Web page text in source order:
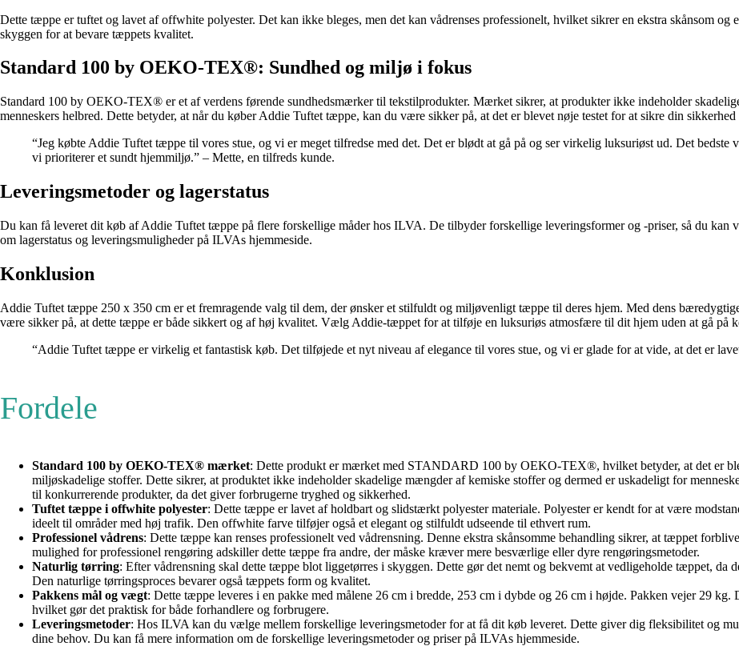
Dette tæppe er tuftet og lavet af offwhite polyester. Det kan ikke bleges, men det kan vådrenses professionelt, hvilket sikrer en ekstra skånsom
skyggen for at bevare tæppets kvalitet.
Standard 100 by OEKO-TEX®: Sundhed og miljø i fokus
Standard 100 by OEKO-TEX® er et af verdens førende sundhedsmærker til tekstilprodukter. Mærket sikrer, at produkter ikke indeholder
menneskers helbred. Dette betyder, at når du køber Addie Tuftet tæppe, kan du være sikker på, at det er blevet nøje testet for at sikre din
“Jeg købte Addie Tuftet tæppe til vores stue, og vi er meget tilfredse med det. Det er blødt at gå på og ser virkelig luksuriøst ud. Det bedste
vi prioriterer et sundt hjemmiljø.” – Mette, en tilfreds kunde.
Leveringsmetoder og lagerstatus
Du kan få leveret dit køb af Addie Tuftet tæppe på flere forskellige måder hos ILVA. De tilbyder forskellige leveringsformer og -priser, så du kan
om lagerstatus og leveringsmuligheder på ILVAs hjemmeside.
Konklusion
Addie Tuftet tæppe 250 x 350 cm er et fremragende valg til dem, der ønsker et stilfuldt og miljøvenligt tæppe til deres hjem. Med dens
være sikker på, at dette tæppe er både sikkert og af høj kvalitet. Vælg Addie-tæppet for at tilføje en luksuriøs atmosfære til dit hjem uden at gå på
“Addie Tuftet tæppe er virkelig et fantastisk køb. Det tilføjede et nyt niveau af elegance til vores stue, og vi er glade for at vide, at det er
Fordele
Standard 100 by OEKO-TEX® mærket: Dette produkt er mærket med STANDARD 100 by OEKO-TEX®, hvilket betyder, at det er
miljøskadelige stoffer. Dette sikrer, at produktet ikke indeholder skadelige mængder af kemiske stoffer og dermed er uskadeligt for
til konkurrerende produkter, da det giver forbrugerne tryghed og sikkerhed.
Tuftet tæppe i offwhite polyester: Dette tæppe er lavet af holdbart og slidstærkt polyester materiale. Polyester er kendt for at være
ideelt til områder med høj trafik. Den offwhite farve tilføjer også et elegant og stilfuldt udseende til ethvert rum.
Professionel vådrens: Dette tæppe kan renses professionelt ved vådrensning. Denne ekstra skånsomme behandling sikrer, at tæppet
mulighed for professionel rengøring adskiller dette tæppe fra andre, der måske kræver mere besværlige eller dyre rengøringsmetoder.
Naturlig tørring: Efter vådrensning skal dette tæppe blot liggetørres i skyggen. Dette gør det nemt og bekvemt at vedligeholde tæppet, da
Den naturlige tørringsproces bevarer også tæppets form og kvalitet.
Pakkens mål og vægt: Dette tæppe leveres i en pakke med målene 26 cm i bredde, 253 cm i dybde og 26 cm i højde. Pakken vejer 29
hvilket gør det praktisk for både forhandlere og forbrugere.
Leveringsmetoder: Hos ILVA kan du vælge mellem forskellige leveringsmetoder for at få dit køb leveret. Dette giver dig fleksibilitet og
dine behov. Du kan få mere information om de forskellige leveringsmetoder og priser på ILVAs hjemmeside.